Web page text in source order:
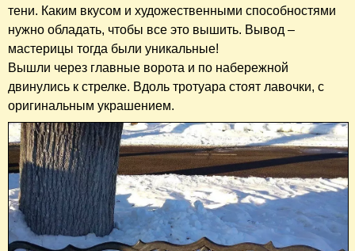
тени. Каким вкусом и художественными способностями
нужно обладать, чтобы все это вышить. Вывод –
мастерицы тогда были уникальные!
Вышли через главные ворота и по набережной
двинулись к стрелке. Вдоль тротуара стоят лавочки, с
оригинальным украшением.